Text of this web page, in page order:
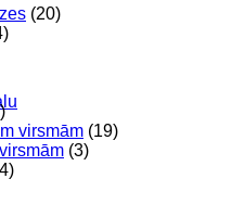
(20)
virsmām (19)
(3)